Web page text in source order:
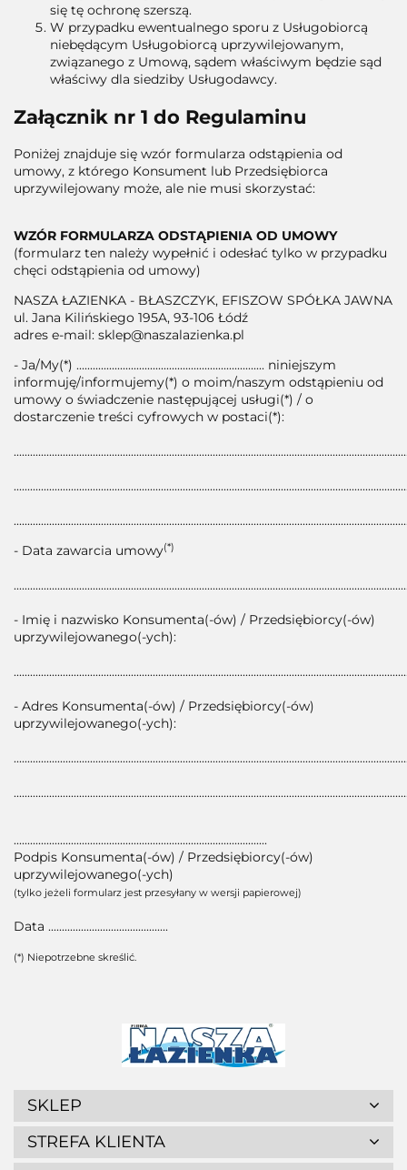
się tę ochronę szerszą.
W przypadku ewentualnego sporu z Usługobiorcą
niebędącym Usługobiorcą uprzywilejowanym,
związanego z Umową, sądem właściwym będzie sąd
właściwy dla siedziby Usługodawcy.
Załącznik nr 1 do Regulaminu
Poniżej znajduje się wzór formularza odstąpienia od
umowy, z którego Konsument lub Przedsiębiorca
uprzywilejowany może, ale nie musi skorzystać:
WZÓR FORMULARZA ODSTĄPIENIA OD UMOWY
(formularz ten należy wypełnić i odesłać tylko w przypadku
chęci odstąpienia od umowy)
NASZA ŁAZIENKA - BŁASZCZYK, EFISZOW SPÓŁKA JAWNA
ul. Jana Kilińskiego 195A, 93-106 Łódź
adres e-mail: sklep@naszalazienka.pl
- Ja/My(*) ..................................................................... niniejszym
informuję/informujemy(*) o moim/naszym odstąpieniu od
umowy o świadczenie następującej usługi(*) / o
dostarczenie treści cyfrowych w postaci(*):
- Data zawarcia umowy(*)
- Imię i nazwisko Konsumenta(-ów) / Przedsiębiorcy(-ów)
uprzywilejowanego(-ych):
- Adres Konsumenta(-ów) / Przedsiębiorcy(-ów)
uprzywilejowanego(-ych):
.............................................................................................
Podpis Konsumenta(-ów) / Przedsiębiorcy(-ów)
uprzywilejowanego(-ych)
(tylko jeżeli formularz jest przesyłany w wersji papierowej)
Data ............................................
(*) Niepotrzebne skreślić.
SKLEP
STREFA KLIENTA